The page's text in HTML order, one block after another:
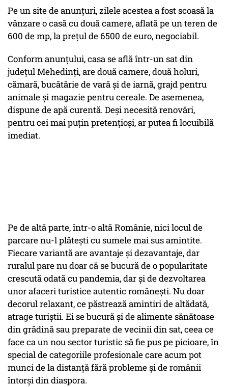
Pe un site de anunțuri, zilele acestea a fost scoasă la
vânzare o casă cu două camere, aflată pe un teren de
600 de mp, la prețul de 6500 de euro, negociabil.
Conform anunțului, casa se află într-un sat din
județul Mehedinți, are două camere, două holuri,
cămară, bucătărie de vară și de iarnă, grajd pentru
animale și magazie pentru cereale. De asemenea,
dispune de apă curentă. Deși necesită renovări,
pentru cei mai puțin pretențioși, ar putea fi locuibilă
imediat.
Pe de altă parte, într-o altă Românie, nici locul de
parcare nu-l plătești cu sumele mai sus amintite.
Fiecare variantă are avantaje și dezavantaje, dar
ruralul pare nu doar că se bucură de o popularitate
crescută odată cu pandemia, dar și de dezvoltarea
unor afaceri turistice autentic românești. Nu doar
decorul relaxant, ce păstrează amintiri de altădată,
atrage turiștii. Ei se bucură și de alimente sănătoase
din grădină sau preparate de vecinii din sat, ceea ce
face ca un nou sector turistic să fie pus pe picioare, în
special de categoriile profesionale care acum pot
munci de la distanță fără probleme și de românii
întorși din diaspora.